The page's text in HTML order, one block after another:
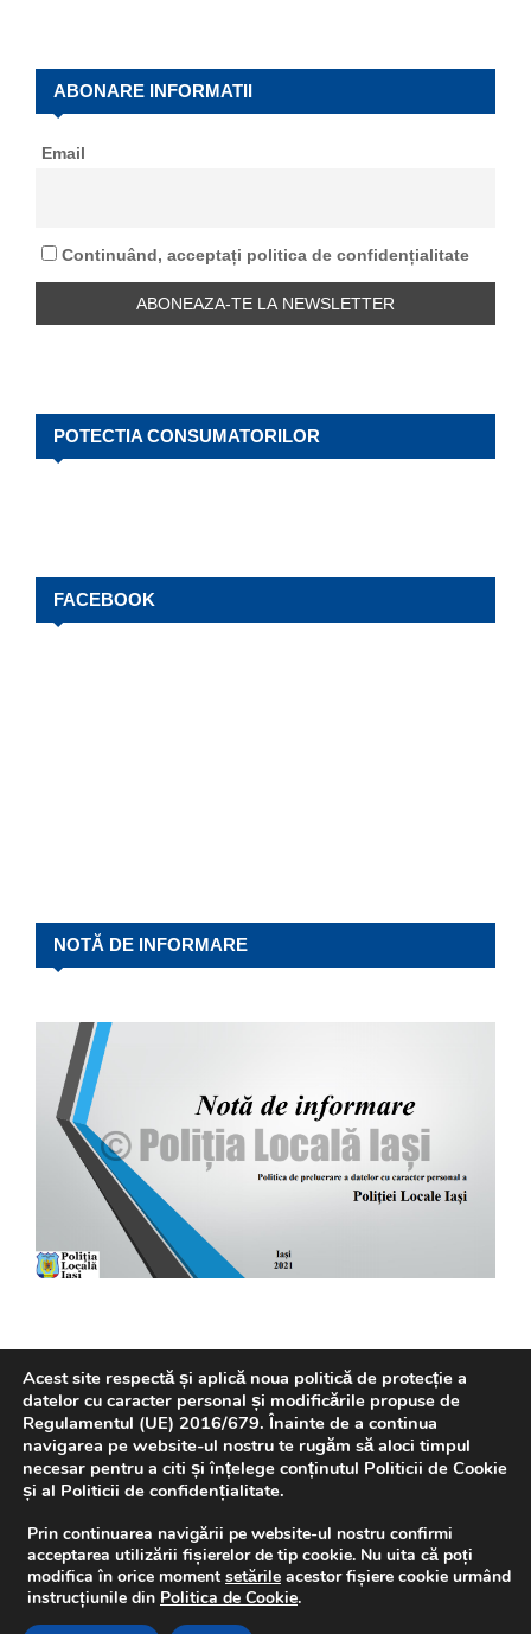
f
E
A
H
ABONARE INFORMATII
Email
Continuând, acceptați politica de confidențialitate
POTECTIA CONSUMATORILOR
FACEBOOK
NOTĂ DE INFORMARE
REVISTA P.L.I.
Acest site respectă și aplică noua politică de protecție a
datelor cu caracter personal și modificările propuse de
Regulamentul (UE) 2016/679. Înainte de a continua
navigarea pe website-ul nostru te rugăm să aloci timpul
necesar pentru a citi și înțelege conținutul Politicii de Cookie
și al Politicii de confidențialitate.
Prin continuarea navigării pe website-ul nostru confirmi
acceptarea utilizării fișierelor de tip cookie. Nu uita că poți
modifica în orice moment setările acestor fișiere cookie urmând
instrucțiunile din Politica de Cookie.